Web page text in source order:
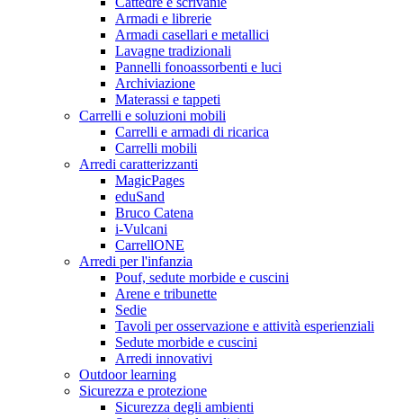
Armadi e librerie
Armadi casellari e metallici
Lavagne tradizionali
Pannelli fonoassorbenti e luci
Archiviazione
Materassi e tappeti
Carrelli e soluzioni mobili
Carrelli e armadi di ricarica
Carrelli mobili
Arredi caratterizzanti
MagicPages
eduSand
Bruco Catena
i-Vulcani
CarrellONE
Arredi per l'infanzia
Pouf, sedute morbide e cuscini
Arene e tribunette
Sedie
Tavoli per osservazione e attività esperienziali
Sedute morbide e cuscini
Arredi innovativi
Outdoor learning
Sicurezza e protezione
Sicurezza degli ambienti